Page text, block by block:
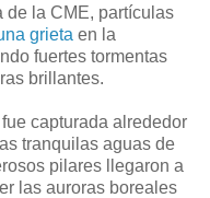
de la CME, partículas
grieta en la
fuertes tormentas
brillantes.
capturada alrededor
tranquilas aguas de
pilares llegaron a
las auroras boreales